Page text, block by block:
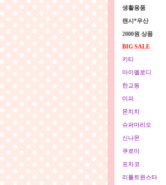
생활용품
팬시*우산
2000원 상품
BIG SALE
키티
마이멜로디
한교동
미피
몬치치
슈퍼마리오
신나몬
쿠로미
포차코
리틀트윈스타